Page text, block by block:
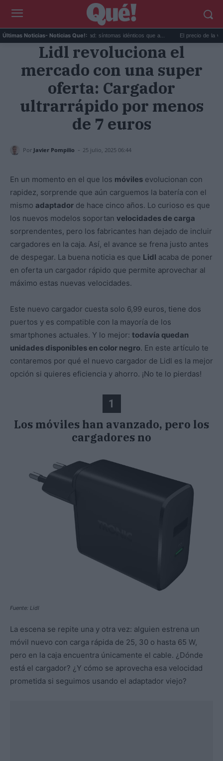
Últimas Noticias- Noticias Que!:
Calor extremo y ansiedad: síntomas idénticos que a... El precio de la
Lidl revoluciona el
mercado con una super
oferta: Cargador
ultrarrápido por menos
de 7 euros
Por Javier Pompilio - 25 julio, 2025 06:44
En un momento en el que los móviles evolucionan con
rapidez, sorprende que aún carguemos la batería con el
mismo adaptador de hace cinco años. Lo curioso es que
los nuevos modelos soportan velocidades de carga
sorprendentes, pero los fabricantes han dejado de incluir
cargadores en la caja. Así, el avance se frena justo antes
de despegar. La buena noticia es que Lidl acaba de poner
en oferta un cargador rápido que permite aprovechar al
máximo estas nuevas velocidades.
Este nuevo cargador cuesta solo 6,99 euros, tiene dos
puertos y es compatible con la mayoría de los
smartphones actuales. Y lo mejor: todavía quedan
unidades disponibles en color negro. En este artículo te
contaremos por qué el nuevo cargador de Lidl es la mejor
opción si quieres eficiencia y ahorro. ¡No te lo pierdas!
1
Los móviles han avanzado, pero los
cargadores no
Fuente: Lidl
La escena se repite una y otra vez: alguien estrena un
móvil nuevo con carga rápida de 25, 30 o hasta 65 W,
pero en la caja encuentra únicamente el cable. ¿Dónde
está el cargador? ¿Y cómo se aprovecha esa velocidad
prometida si seguimos usando el adaptador viejo?